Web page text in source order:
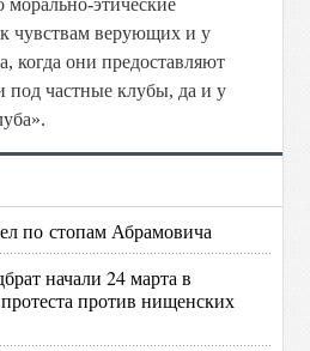
этические
чувствам верующих и у
когда они предоставляют
под частные клубы, да и у
по стопам Абрамовича
начали 24 марта в
против нищенских